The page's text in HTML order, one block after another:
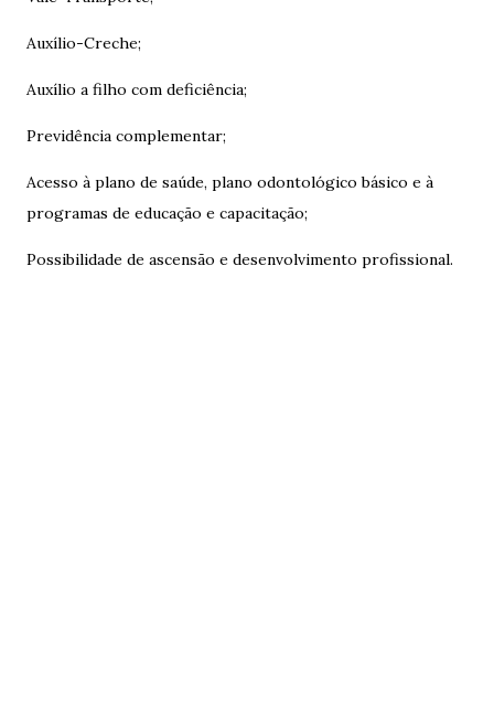
Auxílio-Creche;
Auxílio a filho com deficiência;
Previdência complementar;
Acesso à plano de saúde, plano odontológico básico e à
programas de educação e capacitação;
Possibilidade de ascensão e desenvolvimento profissional.